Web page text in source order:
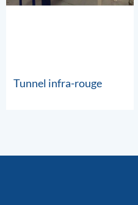
Tunnel infra-rouge